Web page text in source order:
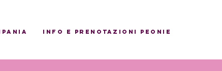
INFO E PRENOTAZIONI PEONIE